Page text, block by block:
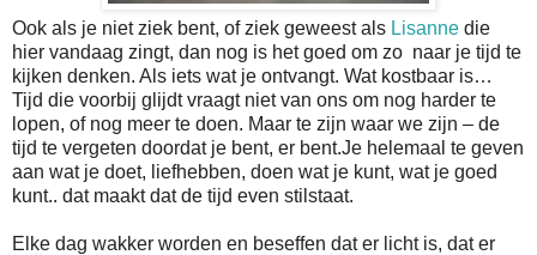
Ook als je niet ziek bent, of ziek geweest als Lisanne die
hier vandaag zingt, dan nog is het goed om zo naar je tijd te
kijken denken. Als iets wat je ontvangt. Wat kostbaar is…
Tijd die voorbij glijdt vraagt niet van ons om nog harder te
lopen, of nog meer te doen. Maar te zijn waar we zijn – de
tijd te vergeten doordat je bent, er bent.Je helemaal te geven
aan wat je doet, liefhebben, doen wat je kunt, wat je goed
kunt.. dat maakt dat de tijd even stilstaat.
Elke dag wakker worden en beseffen dat er licht is, dat er